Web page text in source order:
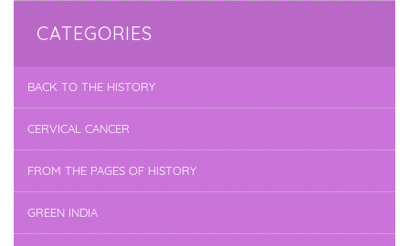
CATEGORIES
BACK TO THE HISTORY
CERVICAL CANCER
FROM THE PAGES OF HISTORY
GREEN INDIA